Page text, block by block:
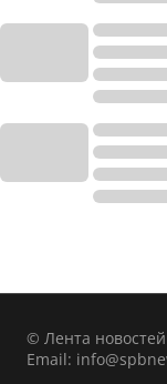
© Лента
Email: